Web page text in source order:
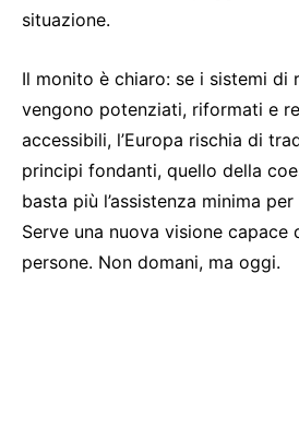
situazione.
Il monito è chiaro: se i sistemi di
vengono potenziati, riformati e
accessibili, l’Europa rischia di
principi fondanti, quello della
basta più l’assistenza minima per
Serve una nuova visione capace
persone. Non domani, ma oggi.